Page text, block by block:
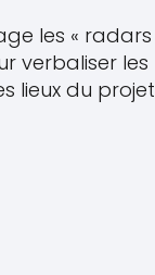
les « radars
verbaliser les
lieux du projet